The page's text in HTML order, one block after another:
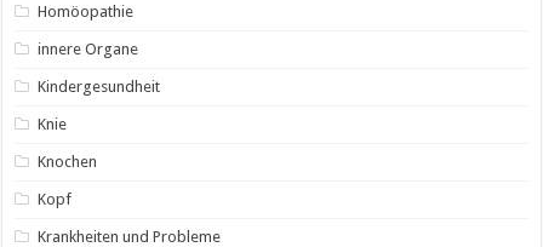
Homöopathie
innere Organe
Kindergesundheit
Knie
Knochen
Kopf
Krankheiten und Probleme